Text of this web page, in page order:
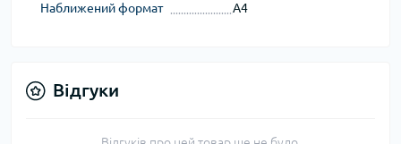
Наближений формат А4
Відгуки